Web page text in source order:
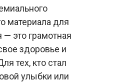
материала для
— это грамотная
здоровье и
тех, кто стал
улыбки или